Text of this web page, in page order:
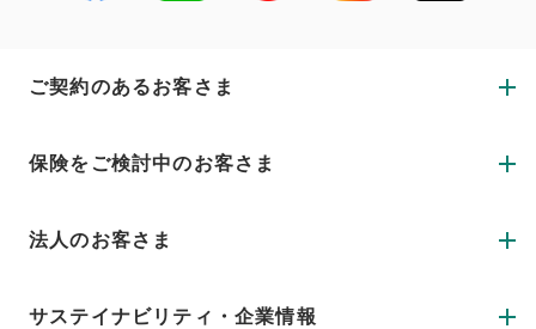
ご契約のあるお客さま
保険をご検討中のお客さま
法人のお客さま
サステイナビリティ・企業情報